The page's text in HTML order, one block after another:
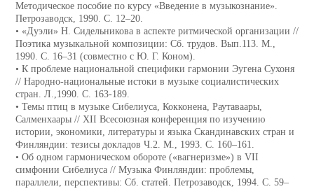
Методическое пособие по курсу «Введение в музыкознание».
Петрозаводск, 1990. C. 12–20.
• «Дуэли» Н. Сидельникова в аспекте ритмической организации //
Поэтика музыкальной композиции: Сб. трудов. Вып.113. М.,
1990. С. 16–31 (совместно с Ю. Г. Коном).
• К проблеме национальной специфики гармонии Эугена Сухоня
// Народно-национальные истоки в музыке социалистических
стран. Л.,1990. С. 163-189.
• Темы птиц в музыке Сибелиуса, Кокконена, Раутаваары,
Салменхаары // XII Всесоюзная конференция по изучению
истории, экономики, литературы и языка Скандинавских стран и
Финляндии: тезисы докладов Ч.2. М., 1993. С. 160–161.
• Об одном гармоническом обороте («вагнеризме») в VII
симфонии Сибелиуса // Музыка Финляндии: проблемы,
параллели, перспективы: Сб. статей. Петрозаводск, 1994. С. 59–